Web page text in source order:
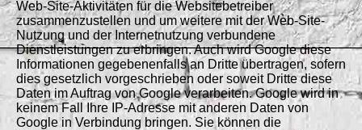
Web-Site-Aktivitäten für die Websitebetreiber
zusammenzustellen und um weitere mit der Web-Site-
Nutzung und der Internetnutzung verbundene
Dienstleistungen zu erbringen. Auch wird Google diese
Informationen gegebenenfalls an Dritte übertragen, sofern
dies gesetzlich vorgeschrieben oder soweit Dritte diese
Daten im Auftrag von Google verarbeiten. Google wird in
keinem Fall Ihre IP-Adresse mit anderen Daten von
Google in Verbindung bringen. Sie können die